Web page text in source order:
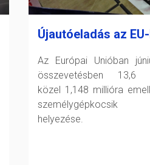
Újautóeladás az
Az Európai Unióban
összevetésben 13,6
közel 1,148 millióra
személygépkocsik
helyezése.